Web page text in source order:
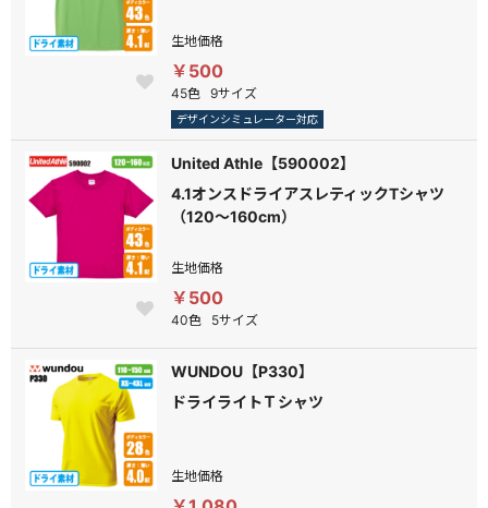
生地価格
￥500
45色 9サイズ
デザインシミュレーター対応
United Athle【590002】
4.1オンスドライアスレティックTシャツ
（120～160cm）
生地価格
￥500
40色 5サイズ
WUNDOU【P330】
ドライライトＴシャツ
生地価格